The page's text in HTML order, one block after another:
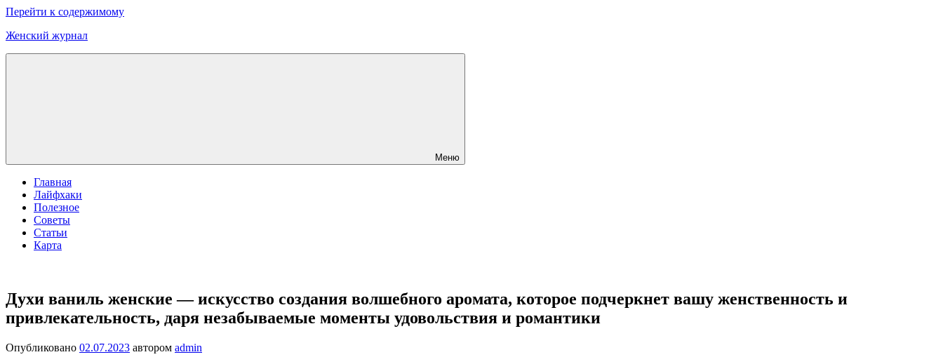
Перейти к содержимому
Женский журнал
Меню
Главная
Лайфхаки
Полезное
Советы
Статьи
Карта
Духи ваниль женские — искусство создания волшебного аромата, которое подчеркнет вашу женственность и
привлекательность, даря незабываемые моменты удовольствия и романтики
Опубликовано 02.07.2023 автором admin